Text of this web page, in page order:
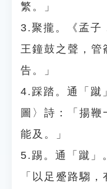
繁。」
3.聚攏。《孟子
王鐘鼓之聲，管
告。」
4.踩踏。通「蹴
圖〉詩：「揚
能及。」
5.踢。通「蹴」
「以足蹙路騶，